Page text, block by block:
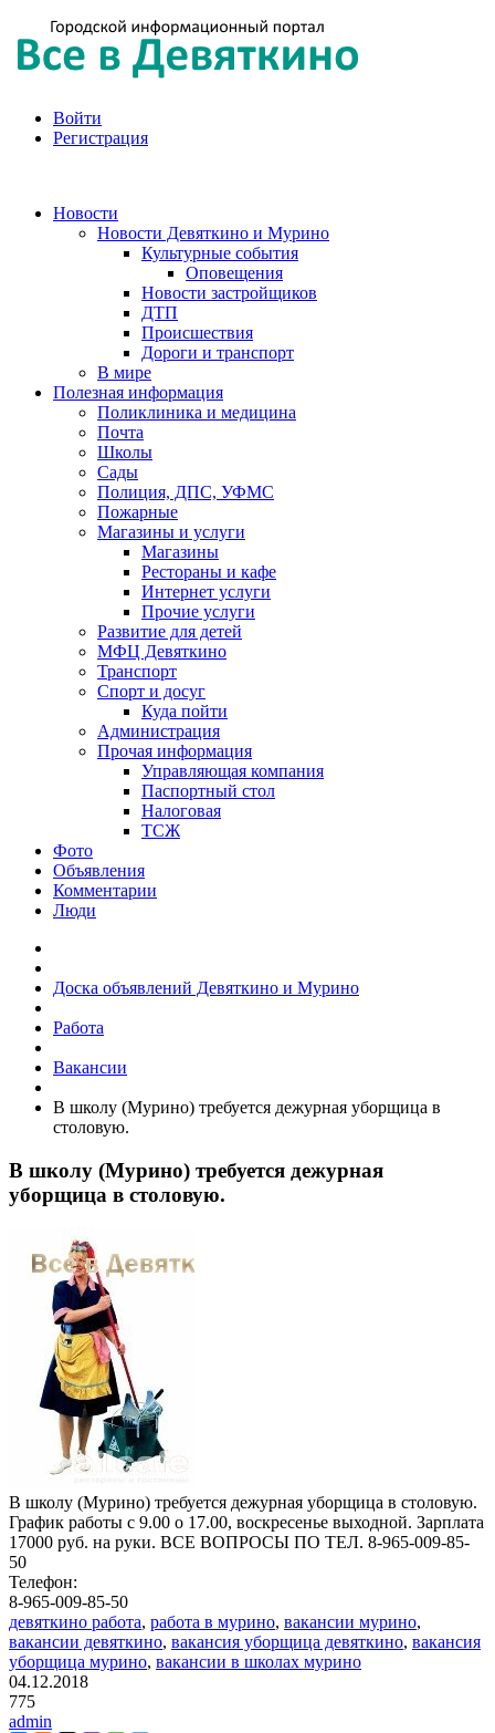
Войти
Регистрация
Новости
Новости Девяткино и Мурино
Культурные события
Оповещения
Новости застройщиков
ДТП
Происшествия
Дороги и транспорт
В мире
Полезная информация
Поликлиника и медицина
Почта
Школы
Сады
Полиция, ДПС, УФМС
Пожарные
Магазины и услуги
Магазины
Рестораны и кафе
Интернет услуги
Прочие услуги
Развитие для детей
МФЦ Девяткино
Транспорт
Спорт и досуг
Куда пойти
Администрация
Прочая информация
Управляющая компания
Паспортный стол
Налоговая
ТСЖ
Фото
Объявления
Комментарии
Люди
Доска объявлений Девяткино и Мурино
Работа
Вакансии
В школу (Мурино) требуется дежурная уборщица в
столовую.
В школу (Мурино) требуется дежурная
уборщица в столовую.
В школу (Мурино) требуется дежурная уборщица в столовую.
График работы с 9.00 о 17.00, воскресенье выходной. Зарплата
17000 руб. на руки. ВСЕ ВОПРОСЫ ПО ТЕЛ. 8-965-009-85-
50
Телефон:
8-965-009-85-50
девяткино работа, работа в мурино, вакансии мурино,
вакансии девяткино, вакансия уборщица девяткино, вакансия
уборщица мурино, вакансии в школах мурино
04.12.2018
775
admin